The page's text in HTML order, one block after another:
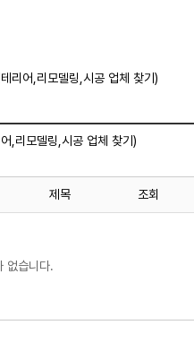
테리어,리모델링,시공 업체 찾기)
어,리모델링,시공 업체 찾기)
제목 조회
없습니다.